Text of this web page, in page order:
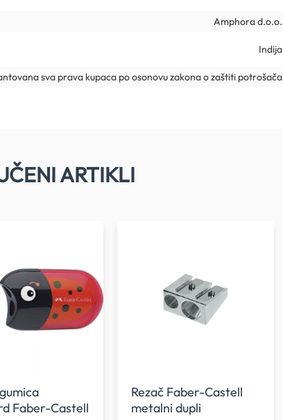
Amphora d.o.o.
Indija
sva prava kupaca po osonovu zakona o zaštiti potrošača
ARTIKLI
Faber-Castell
Rezač Faber-Castell
metalni dupli